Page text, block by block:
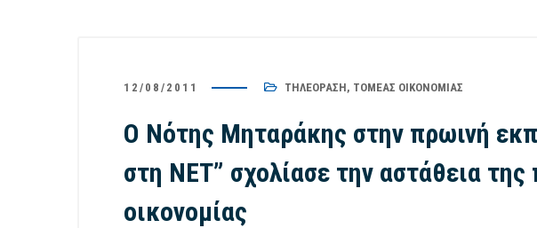
12/08/2011 ΤΗΛΕΌΡΑΣΗ, ΤΟΜΈΑΣ ΟΙΚΟΝΟΜΊΑΣ
O Nότης Μηταράκης στην πρωινή
στη ΝΕΤ” σχολίασε την αστάθεια της
οικονομίας